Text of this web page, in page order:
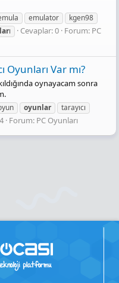
emulator
kgen98
ı Cevaplar: 0 Forum: PC
Oyunları Var mı?
oynayacam sonra
oyunlar
tarayıcı
Forum: PC Oyunları